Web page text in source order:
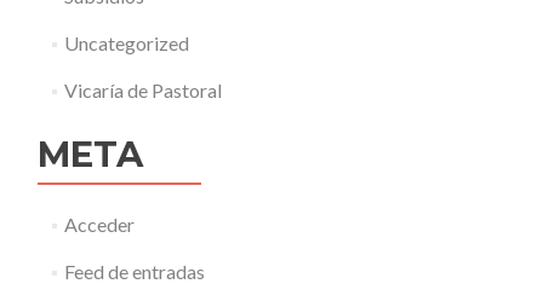
Uncategorized
Vicaría de Pastoral
META
Acceder
Feed de entradas